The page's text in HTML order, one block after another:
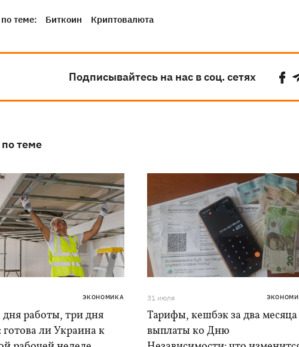
теме: Биткоин Криптовалюта
Подписывайтесь на нас в соц. сетях
теме
ЭКОНОМИКА
работы, три дня
готова ли Украина к
31 июля
Тарифы, кешбэк за два
выплаты ко Дню